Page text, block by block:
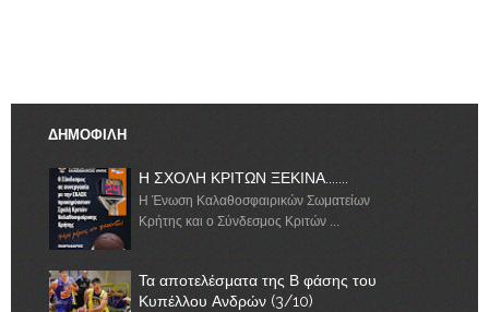
ΔΗΜΟΦΙΛΗ
Η ΣΧΟΛΗ ΚΡΙΤΩΝ ΞΕΚΙΝΑ.......
Η Ένωση Καλαθοσφαιρικών Σωματείων
Κρήτης και ο Σύνδεσμος Κριτών ...
Τα αποτελέσματα της Β φάσης του
Κυπέλλου Ανδρών (3/10)